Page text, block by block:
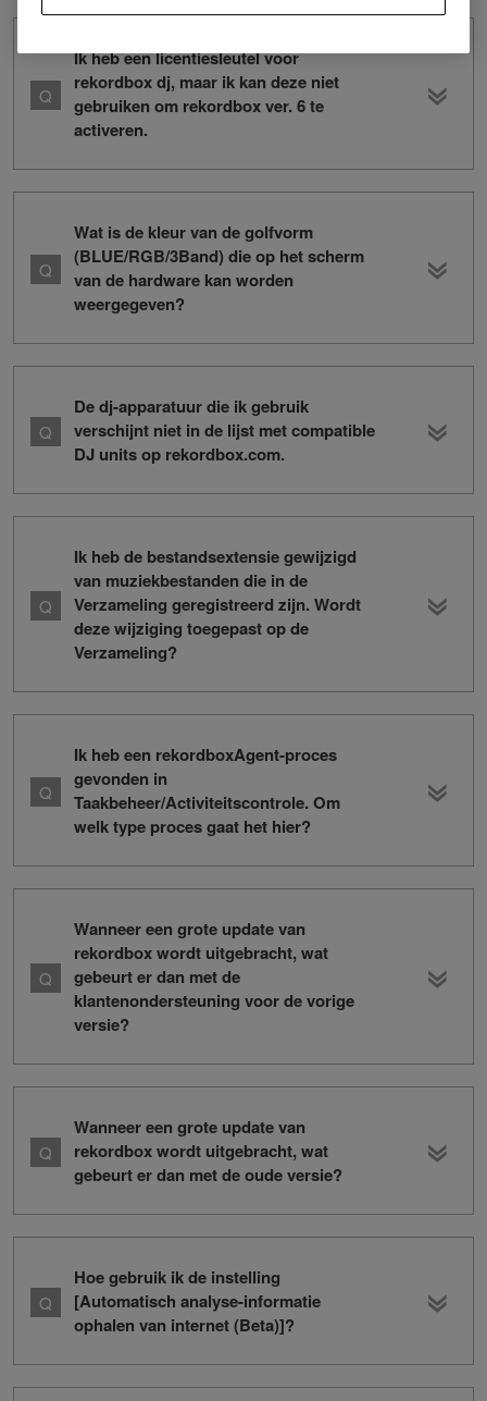
Ik heb een licentiesleutel voor
rekordbox dj, maar ik kan deze niet
gebruiken om rekordbox ver. 6 te
activeren.
Wat is de kleur van de golfvorm
(BLUE/RGB/3Band) die op het scherm
van de hardware kan worden
weergegeven?
De dj-apparatuur die ik gebruik
verschijnt niet in de lijst met compatible
DJ units op rekordbox.com.
Ik heb de bestandsextensie gewijzigd
van muziekbestanden die in de
Verzameling geregistreerd zijn. Wordt
deze wijziging toegepast op de
Verzameling?
Ik heb een rekordboxAgent-proces
gevonden in
Taakbeheer/Activiteitscontrole. Om
welk type proces gaat het hier?
Wanneer een grote update van
rekordbox wordt uitgebracht, wat
gebeurt er dan met de
klantenondersteuning voor de vorige
versie?
Wanneer een grote update van
rekordbox wordt uitgebracht, wat
gebeurt er dan met de oude versie?
Hoe gebruik ik de instelling
[Automatisch analyse-informatie
ophalen van internet (Beta)]?